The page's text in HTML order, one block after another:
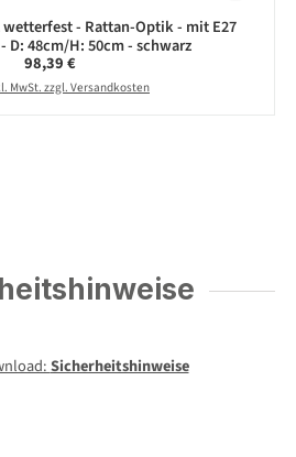
wetterfest - Rattan-Optik - mit E27
D: 48cm/H: 50cm - schwarz
Regulärer Preis:
98,39 €
MwSt. zzgl. Versandkosten
Sicherheitshinweise